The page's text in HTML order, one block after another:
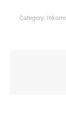
Category: